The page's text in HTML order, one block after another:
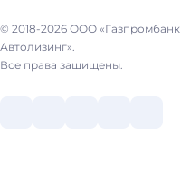
© 2018-2026 ООО «Газпромбанк
Автолизинг».
Все права защищены.